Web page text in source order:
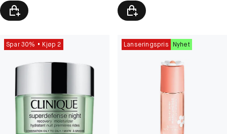
Spar 30% Kjøp 2 Lanseringspris Nyhet